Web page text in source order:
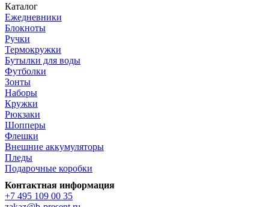
Каталог
Ежедневники
Блокноты
Ручки
Термокружки
Бутылки для воды
Футболки
Зонты
Наборы
Кружки
Рюкзаки
Шопперы
Флешки
Внешние аккумуляторы
Пледы
Подарочные коробки
Контактная информация
+7 495 109 00 35